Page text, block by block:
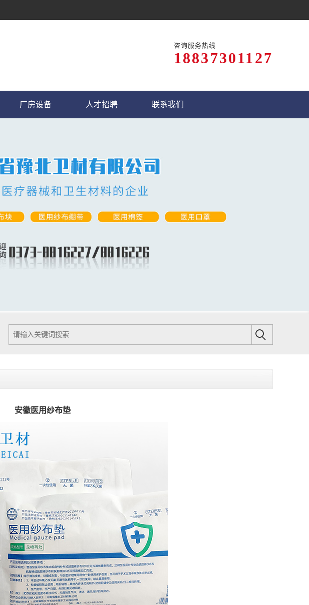
咨询服务热线
18837301127
厂房设备 人才招聘 联系我们
安徽医用纱布垫